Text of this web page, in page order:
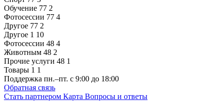
Обучение 77 2
Фотосессии 77 4
Другое 77 2
Другое 1 10
Фотосессии 48 4
Животным 48 2
Прочие услуги 48 1
Товары 1 1
Поддержка пн.–пт. с 9:00 до 18:00
Обратная связь
Стать партнером Карта Вопросы и ответы